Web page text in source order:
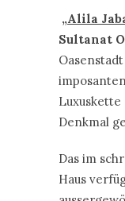
Das im
Haus
auf die